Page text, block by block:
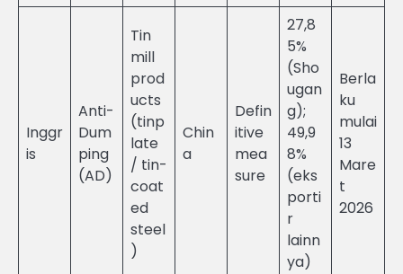
Inggr
is
Anti-
Dum
ping
(AD)
Tin
mill
prod
ucts
(tinp
late
/ tin-
coat
ed
steel
)
Chin
a
Defin
itive
mea
sure
27,8
5%
(Sho
ugan
g);
49,9
8%
(eks
porti
r
lainn
ya)
Berla
ku
mulai
13
Mare
t
2026